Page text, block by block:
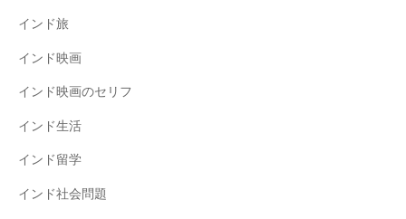
インド旅
インド映画
インド映画のセリフ
インド生活
インド留学
インド社会問題